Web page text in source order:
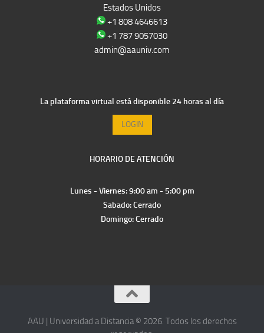
Estados Unidos
+1 808 4646613
+1 787 9057030
admin@aauniv.com
La plataforma virtual está disponible 24 horas al día
LOGIN
HORARIO DE ATENCIÓN
Lunes - Viernes: 9:00 am - 5:00 pm
Sabado: Cerrado
Domingo: Cerrado
AAU | Universidad a Distancia © 2026. Todos los derechos